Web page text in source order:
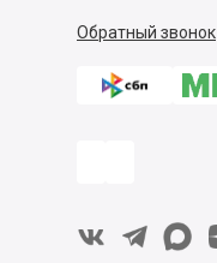
Обратный звонок